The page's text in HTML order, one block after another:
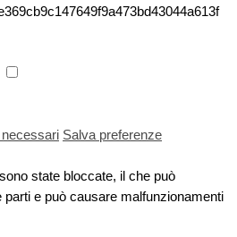
Salva preferenze
state bloccate, il che può
e può causare malfunzionamenti